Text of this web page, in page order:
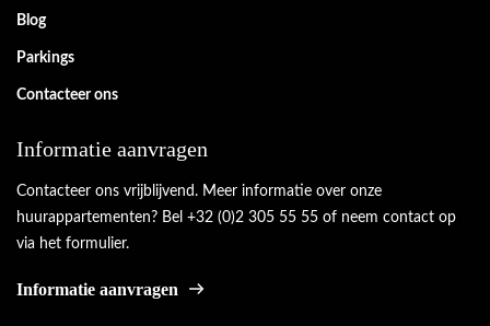
Blog
Parkings
Contacteer ons
Informatie aanvragen
Contacteer ons vrijblijvend. Meer informatie over onze
huurappartementen? Bel +32 (0)2 305 55 55 of neem contact op
via het formulier.
Informatie aanvragen